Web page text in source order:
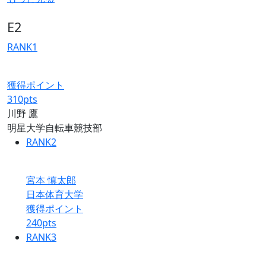
E2
RANK1
獲得ポイント
310pts
川野 鷹
明星大学自転車競技部
RANK2
宮本 慎太郎
日本体育大学
獲得ポイント
240pts
RANK3